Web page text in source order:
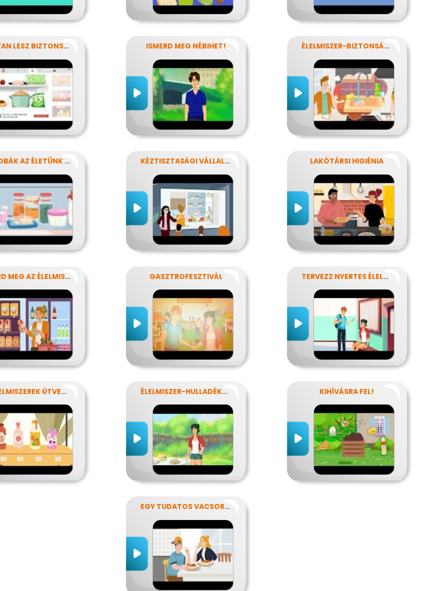
HOGYAN LESZ BIZTONSÁGOS, AMIT MEGESZEL? ISMERD MEG NÉBIHET! ÉLELMISZER-BIZTONSÁG, NÉBIH, EFSA
MIKROBÁK AZ ÉLETÜNK SZÁMOS TERÜLETÉN KÉZTISZTASÁGI VÁLLALAT LAKÓTÁRSI HIGIÉNIA
ISMERD MEG AZ ÉLELMISZEREK TITKAIT! GASZTROFESZTIVÁL TERVEZZ NYERTES ÉLELMISZER-CSOMAGOLÁST!
AZ ÉLELMISZEREK ÚTVESZTŐJÉBEN ÉLELMISZER-HULLADÉKOK KIHÍVÁSRA FEL!
EGY TUDATOS VACSORA RECEPTJE